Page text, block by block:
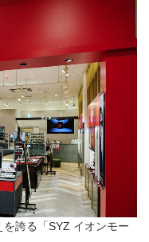
誇る「SYZ イオンモー